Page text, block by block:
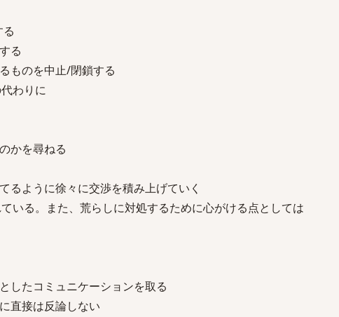
る
ものを中止/閉鎖する
わりに
かを尋ねる
るように徐々に交渉を積み上げていく
いる。また、荒らしに対処するために心がける点としては
したコミュニケーションを取る
直接は反論しない